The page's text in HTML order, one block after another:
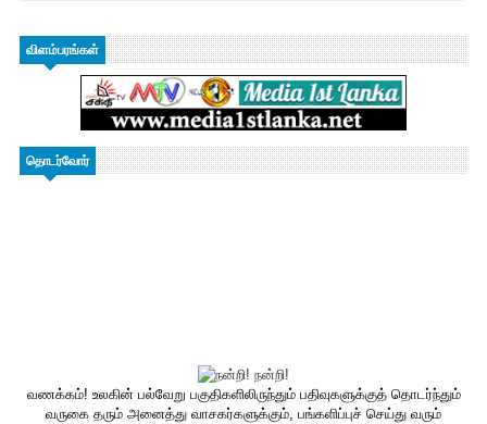
விளம்பரங்கள்
தொடர்வோர்
வணக்கம்! உலகின் பல்வேறு பகுதிகளிலிருந்தும் பதிவுகளுக்குத் தொடர்ந்தும்
வருகை தரும் அனைத்து வாசகர்களுக்கும், பங்களிப்புச் செய்து வரும்